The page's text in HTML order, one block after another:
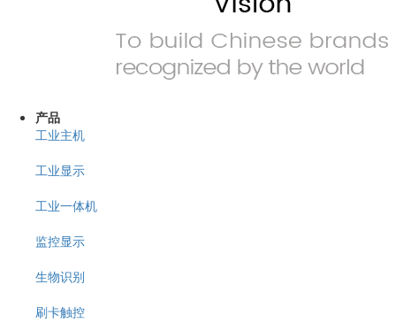
产品
工业主机
工业显示
工业一体机
监控显示
生物识别
刷卡触控